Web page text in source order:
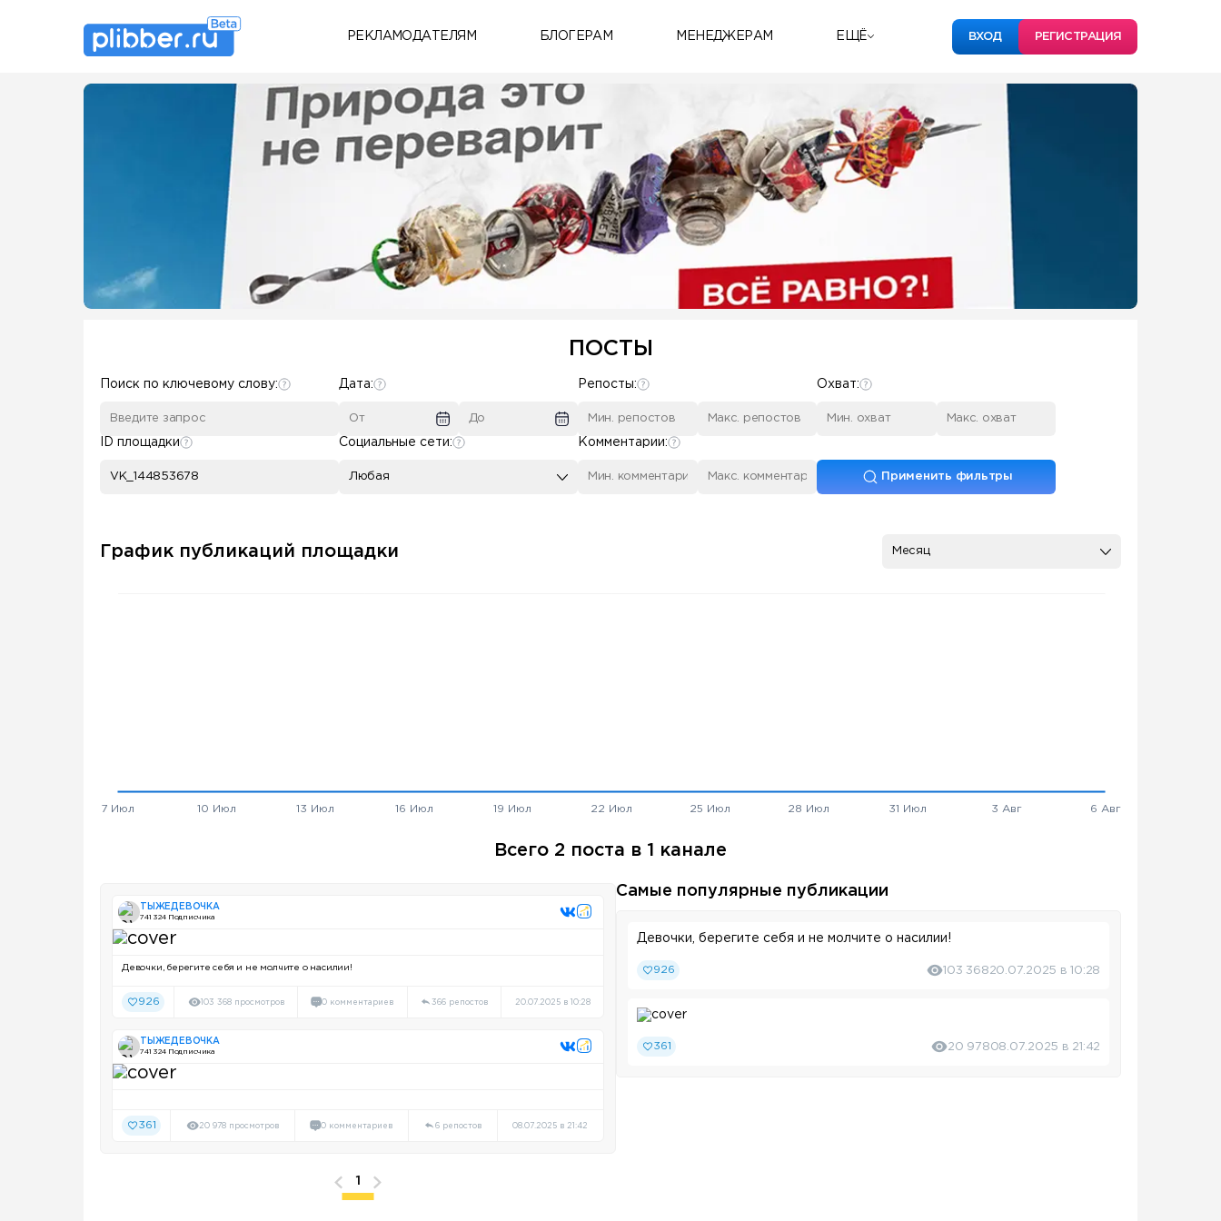
РЕКЛАМОДАТЕЛЯМ БЛОГЕРАМ МЕНЕДЖЕРАМ ЕЩЁ ВХОД РЕГИСТРАЦИЯ
Some SEO Title
ПОСТЫ
Some SEO Title
ID площадки
Поиск по ключевому слову: Дата:
Социальные сети:
Любая
Репосты:
Комментарии:
Охват:
Применить фильтры
График публикаций площадки Месяц
Всего 2 поста в 1 канале
ТЫЖЕДЕВОЧКА
741 324 Подписчика
Девочки, берегите себя и не молчите о насилии!
926 103 368 просмотров 0 комментариев 366 репостов 20.07.2025 в 10:28
ТЫЖЕДЕВОЧКА
741 324 Подписчика
361 20 978 просмотров 0 комментариев 6 репостов 08.07.2025 в 21:42
1
Самые популярные публикации
Девочки, берегите себя и не молчите о насилии!
926 103 36820.07.2025 в 10:28
361 20 97808.07.2025 в 21:42